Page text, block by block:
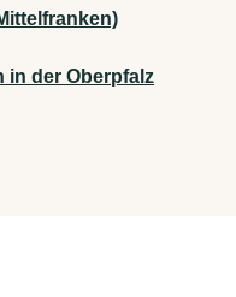
in der Oberpfalz